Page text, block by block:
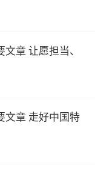
章 让愿担当、
文章 走好中国特